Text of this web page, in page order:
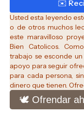
Usted esta leyendo
o de otros muchos
este maravilloso
Bien Catolicos.
trabajo se esconde
apoyo para seguir
para cada persona,
dinero que tienen.
🕊️ Ofrendar